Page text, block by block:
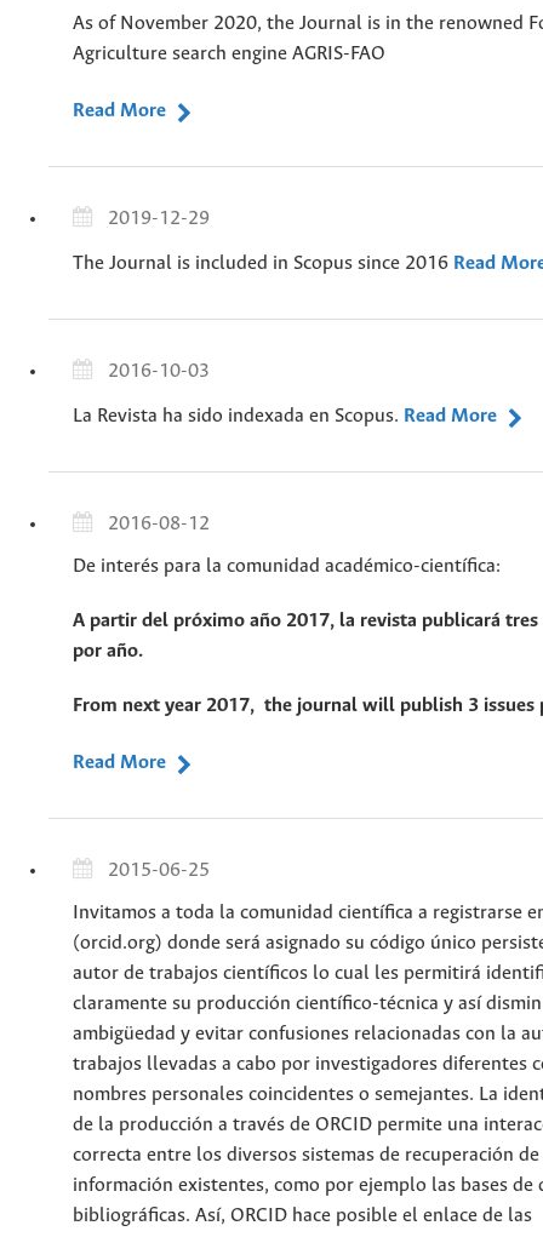
As of November 2020, the Journal is in the renowned
Agriculture search engine AGRIS-FAO
Read More
2019-12-29
The Journal is included in Scopus since 2016 Read
2016-10-03
La Revista ha sido indexada en Scopus. Read More
2016-08-12
De interés para la comunidad académico-científica:
A partir del próximo año 2017, la revista publicará tres
por año.
From next year 2017, the journal will publish 3 issues
Read More
2015-06-25
Invitamos a toda la comunidad científica a registrarse
(orcid.org) donde será asignado su código único
autor de trabajos científicos lo cual les permitirá
claramente su producción científico-técnica y así
ambigüedad y evitar confusiones relacionadas con la
trabajos llevadas a cabo por investigadores diferentes
nombres personales coincidentes o semejantes. La
de la producción a través de ORCID permite una
correcta entre los diversos sistemas de recuperación de
información existentes, como por ejemplo las bases de
bibliográficas. Así, ORCID hace posible el enlace de las